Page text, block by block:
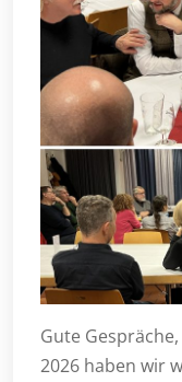
Gute
2026 haben wir